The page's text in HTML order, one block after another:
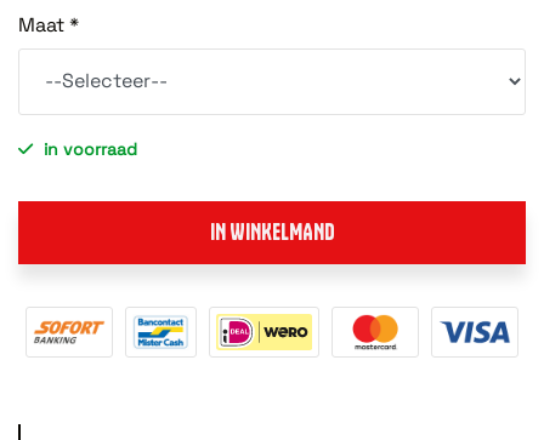
Maat *
in voorraad
IN WINKELMAND